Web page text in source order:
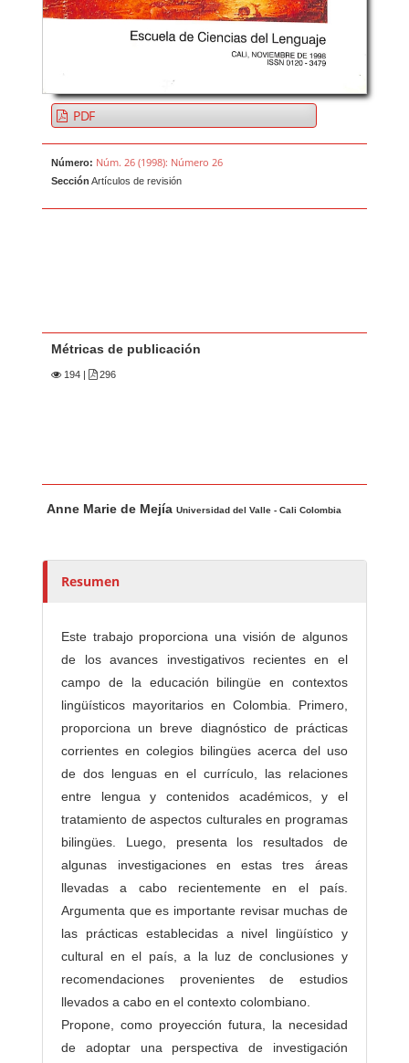
PDF
Número: Núm. 26 (1998): Número 26
Sección Artículos de revisión
Métricas de publicación
194 | 296
u
o
e
Anne Marie de MejíaUniversidad del Valle - Cali Colombia
Resumen
Este trabajo proporciona una visión de algunos
de los avances investigativos recientes en el
campo de la educación bilingüe en contextos
lingüísticos mayoritarios en Colombia. Primero,
proporciona un breve diagnóstico de prácticas
corrientes en colegios bilingües acerca del uso
de dos lenguas en el currículo, las relaciones
entre lengua y contenidos académicos, y el
tratamiento de aspectos culturales en programas
bilingües. Luego, presenta los resultados de
algunas investigaciones en estas tres áreas
llevadas a cabo recientemente en el país.
Argumenta que es importante revisar muchas de
las prácticas establecidas a nivel lingüístico y
cultural en el país, a la luz de conclusiones y
recomendaciones provenientes de estudios
llevados a cabo en el contexto colombiano.
Propone, como proyección futura, la necesidad
de adoptar una perspectiva de investigación